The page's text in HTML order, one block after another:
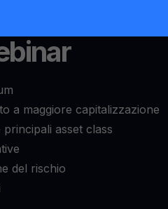
metodo
a maggiore capitalizzazione
asset class
del rischio